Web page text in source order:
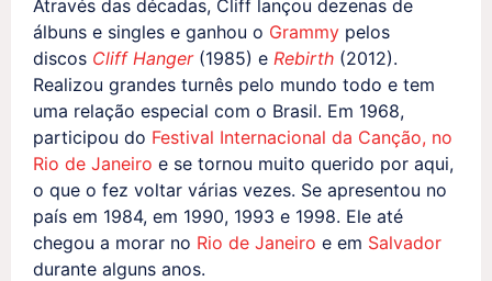
Através das décadas, Cliff lançou dezenas de
álbuns e singles e ganhou o Grammy pelos
discos Cliff Hanger(1985) e Rebirth (2012).
Realizou grandes turnês pelo mundo todo e tem
uma relação especial com o Brasil. Em 1968,
participou do Festival Internacional da Canção, no
Rio de Janeiro e se tornou muito querido por aqui,
o que o fez voltar várias vezes. Se apresentou no
país em 1984, em 1990, 1993 e 1998. Ele até
chegou a morar no Rio de Janeiro e em Salvador
durante alguns anos.